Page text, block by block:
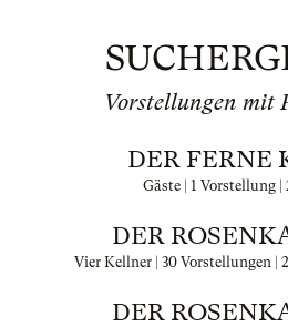
Vorstellungen mit
DER FERNE
Gäste | 1 Vorstellung |
DER
Vier Kellner | 30 Vorstellungen |
DER